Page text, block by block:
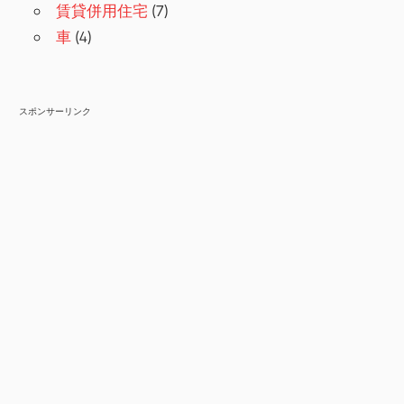
賃貸併用住宅 (7)
車 (4)
スポンサーリンク